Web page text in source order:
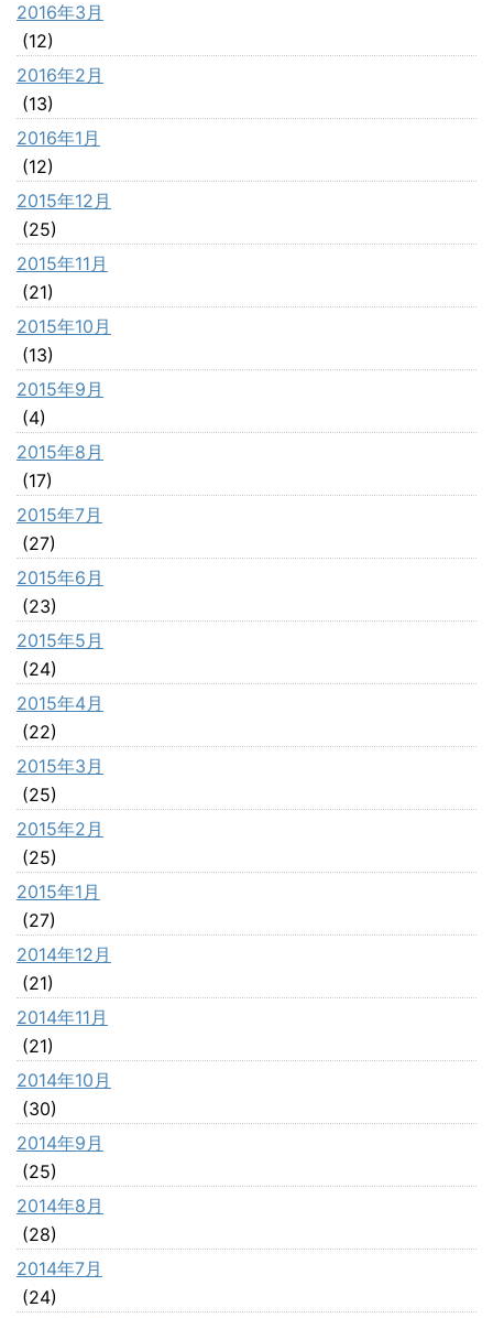
2016年3月
(12)
2016年2月
(13)
2016年1月
(12)
2015年12月
(25)
2015年11月
(21)
2015年10月
(13)
2015年9月
(4)
2015年8月
(17)
2015年7月
(27)
2015年6月
(23)
2015年5月
(24)
2015年4月
(22)
2015年3月
(25)
2015年2月
(25)
2015年1月
(27)
2014年12月
(21)
2014年11月
(21)
2014年10月
(30)
2014年9月
(25)
2014年8月
(28)
2014年7月
(24)